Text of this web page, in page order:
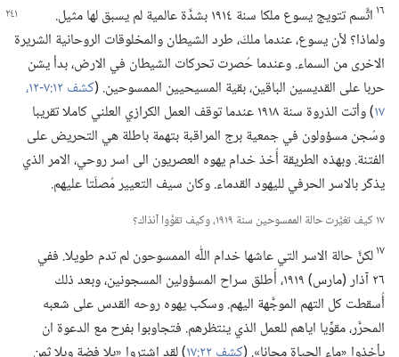
١٦ اتَّسم تتويج يسوع ملكا سنة ١٩١٤ بشدَّة عالمية لم يسبق
لها مثيل.‏
ولماذا؟‏ لأن يسوع،‏ عندما ملكَ،‏ طرد الشيطان والمخلوقات الروحانية الشريرة
الاخرى من السماء.‏ وعندما حُصرت تحركات الشيطان في الارض،‏ بدأ يشن
حربا على القديسين الباقين،‏ بقية المسيحيين الممسوحين.‏ (‏كشف ١٢:‏​٧-‏١٢،‏
١٧
‏)‏ وأتت الذروة سنة ١٩١٨ عندما توقف العمل الكرازي العلني كاملا تقريبا
وسُجن مسؤولون في جمعية برج المراقبة بتهمة باطلة هي التحريض على
الفتنة.‏ وبهذه الطريقة أُخذ خدام يهوه العصريون الى اسر روحي،‏ الامر الذي
يذكّر بالاسر الحرفي لليهود القدماء.‏ وكان سيف التعيير مُصلَتا عليهم.‏
١٧ كيف تغيَّرت حالة الممسوحين سنة ١٩١٩،‏ وكيف تقوَّوا آنذاك؟‏
١٧لكنَّ حالة الاسر التي عاشها خدام اللّٰه الممسوحون لم تدم طويلا.‏ ففي
٢٦ آذار (‏مارس)‏ ١٩١٩،‏ أُطلق سراح المسؤولين المسجونين،‏ وبعد ذلك
أُسقطت كل التهم الموجَّهة اليهم.‏ وسكب يهوه روحه القدس على شعبه
المحرَّر،‏ مقوِّيا اياهم للعمل الذي ينتظرهم.‏ فتجاوبوا بفرح مع الدعوة ان